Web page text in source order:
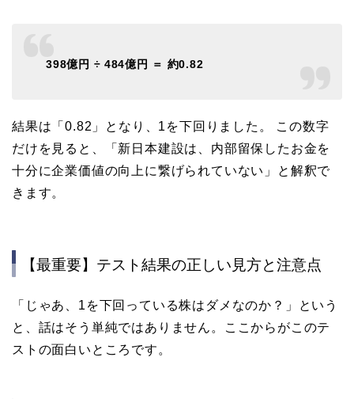
398億円 ÷ 484億円 ＝ 約0.82
結果は「0.82」となり、1を下回りました。 この数字
だけを見ると、「新日本建設は、内部留保したお金を
十分に企業価値の向上に繋げられていない」と解釈で
きます。
【最重要】テスト結果の正しい見方と注意点
「じゃあ、1を下回っている株はダメなのか？」という
と、話はそう単純ではありません。ここからがこのテ
ストの面白いところです。